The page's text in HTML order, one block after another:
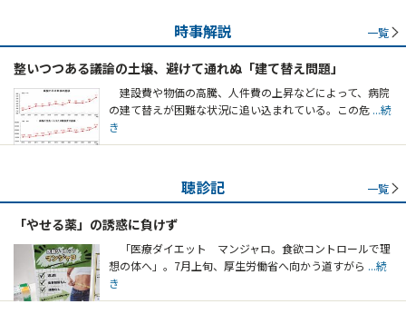
時事解説 一覧
整いつつある議論の土壌、避けて通れぬ「建て替え問題」
建設費や物価の高騰、人件費の上昇などによって、病院
の建て替えが困難な状況に追い込まれている。この危 ...続
き
聴診記 一覧
「やせる薬」の誘惑に負けず
「医療ダイエット マンジャロ。食欲コントロールで理
想の体へ」。7月上旬、厚生労働省へ向かう道すがら ...続
き